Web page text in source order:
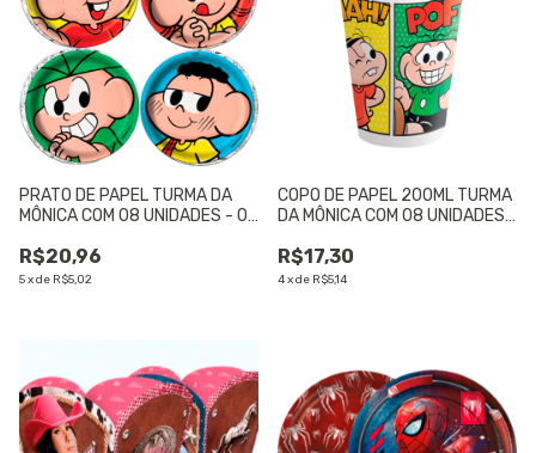
PRATO DE PAPEL TURMA DA
MÔNICA COM 08 UNIDADES - 01
R$20,96
5xde R$5,02
COPO DE PAPEL 200ML TURMA
DA MÔNICA COM 08 UNIDADES -
R$17,30
4xde R$5,14